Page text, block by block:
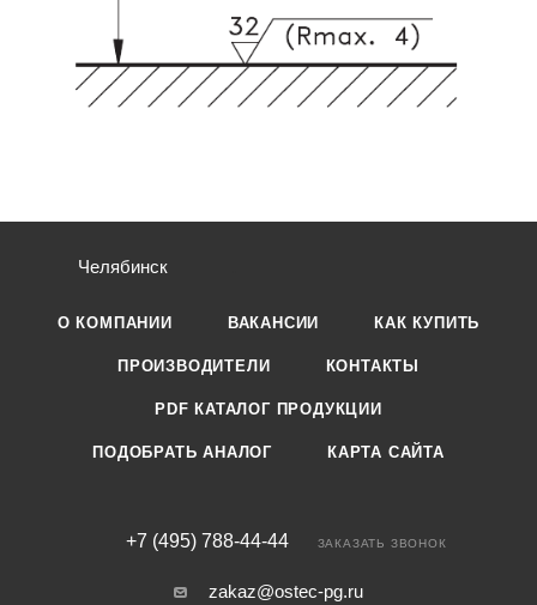
Челябинск
О КОМПАНИИ ВАКАНСИИ КАК КУПИТЬ
ПРОИЗВОДИТЕЛИ КОНТАКТЫ
PDF КАТАЛОГ ПРОДУКЦИИ
ПОДОБРАТЬ АНАЛОГ КАРТА САЙТА
+7 (495) 788-44-44 ЗАКАЗАТЬ ЗВОНОК
zakaz@ostec-pg.ru